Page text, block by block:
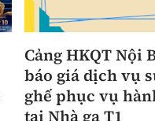
Cảng HKQT Nội
báo giá dịch vụ
ghế phục vụ
tại Nhà ga T1